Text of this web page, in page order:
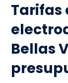
Tarifas
Bellas